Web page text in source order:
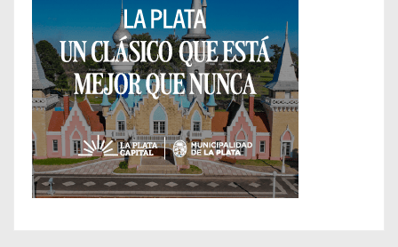
a
c
ó
n
d